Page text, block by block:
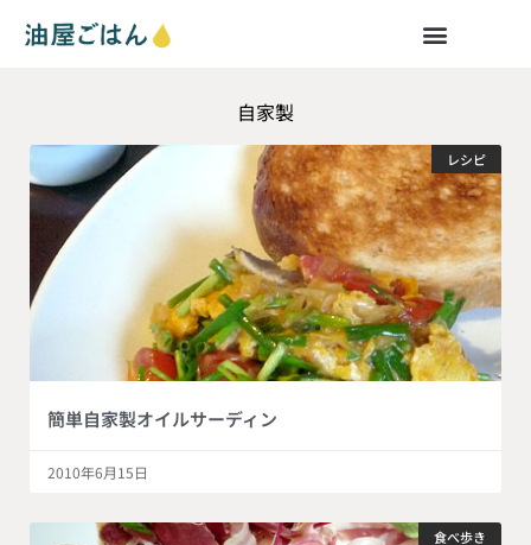
自家製
レシピ
簡単自家製オイルサーディン
2010年6月15日
食べ歩き